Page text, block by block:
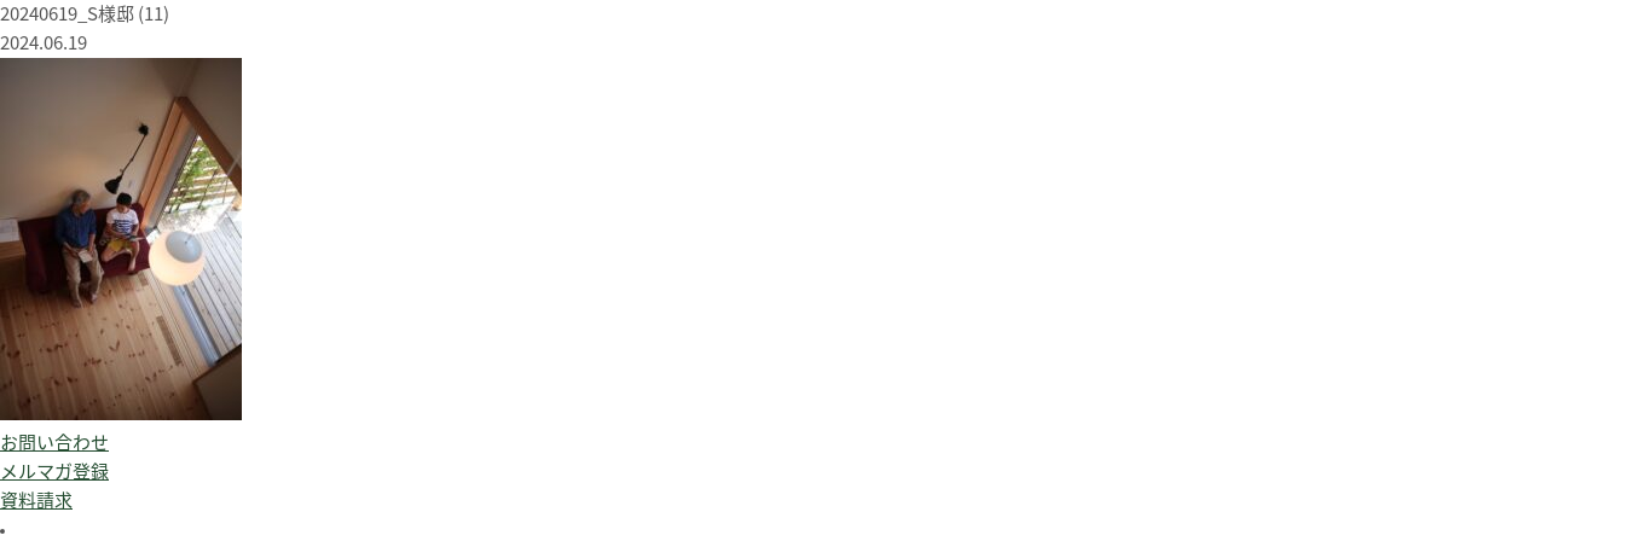
20240619_S様邸 (11)
2024.06.19
お問い合わせ
メルマガ登録
資料請求